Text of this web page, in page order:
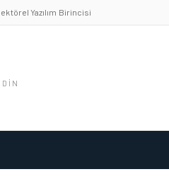
Yazılım Birincisi